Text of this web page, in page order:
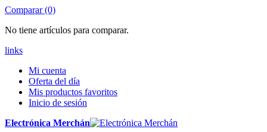
Comparar (0)
No tiene artículos para comparar.
links
Mi cuenta
Oferta del día
Mis productos favoritos
Inicio de sesión
Electrónica Merchán